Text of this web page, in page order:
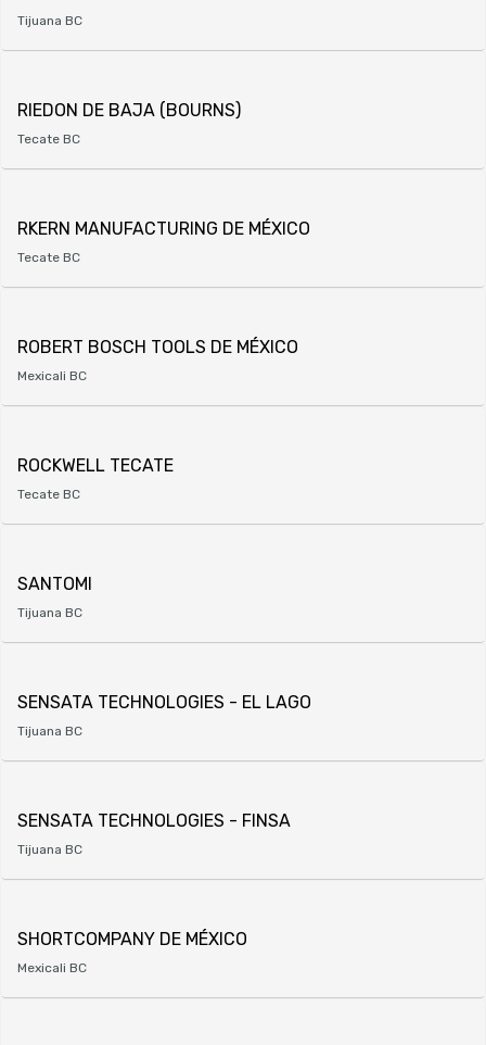
Tijuana BC
RIEDON DE BAJA (BOURNS)
Tecate BC
RKERN MANUFACTURING DE MÉXICO
Tecate BC
ROBERT BOSCH TOOLS DE MÉXICO
Mexicali BC
ROCKWELL TECATE
Tecate BC
SANTOMI
Tijuana BC
SENSATA TECHNOLOGIES - EL LAGO
Tijuana BC
SENSATA TECHNOLOGIES - FINSA
Tijuana BC
SHORTCOMPANY DE MÉXICO
Mexicali BC